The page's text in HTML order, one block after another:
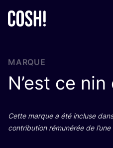
MARQUE
N’est ce
Cette marque a été incluse
contri­bu­tion rému­né­rée de